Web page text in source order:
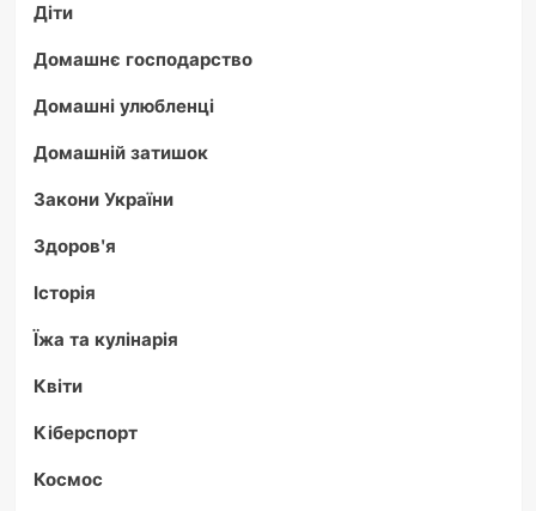
Діти
Домашнє господарство
Домашні улюбленці
Домашній затишок
Закони України
Здоров'я
Історія
Їжа та кулінарія
Квіти
Кіберспорт
Космос